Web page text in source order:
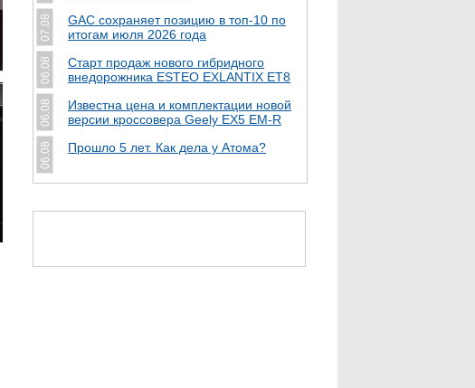
07.08
GAC сохраняет позицию в топ-10 по
итогам июля 2026 года
06.08
Старт продаж нового гибридного
внедорожника ESTEO EXLANTIX ET8
06.08
Известна цена и комплектации новой
версии кроссовера Geely EX5 EM-R
06.08 Прошло 5 лет. Как дела у Атома?